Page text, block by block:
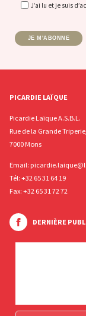
J’ai lu et je suis
JE M'ABONNE
PICARDIE LAÏQUE
Picardie Laïque A.S.B.L.
Rue de la Grande
7000 Mons
Email:
Tél: +32 65 31 64 19
Fax: +32 65 31 72 72
DERNIÈRE